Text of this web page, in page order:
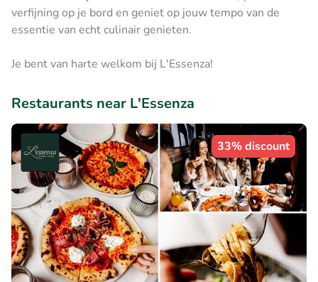
verfijning op je bord en geniet op jouw tempo van de
essentie van echt culinair genieten.
Je bent van harte welkom bij L'Essenza!
Restaurants near L'Essenza
33% discount